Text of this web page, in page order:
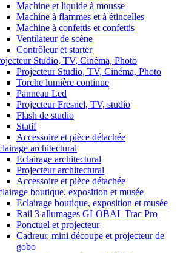
Machine et liquide à mousse
Machine à flammes et à étincelles
Machine à confettis et confettis
Ventilateur de scène
Contrôleur et starter
Studio, TV, Cinéma, Photo
Projecteur Studio, TV, Cinéma, Photo
Torche lumière continue
Panneau Led
Projecteur Fresnel, TV, studio
Flash de studio
Statif
Accessoire et pièce détachée
architectural
Eclairage architectural
Projecteur architectural
Accessoire et pièce détachée
boutique, exposition et musée
Eclairage boutique, exposition et musée
Rail 3 allumages GLOBAL Trac Pro
Ponctuel et projecteur
Cadreur, mini découpe et projecteur de
gobo